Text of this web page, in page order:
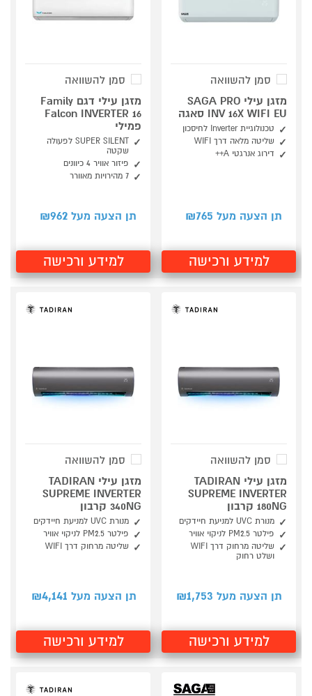
סמן להשוואה
מזגן עילי SAGA PRO
INV 16X WIFI EU סאגה
טכנולוגיית Inverter לחיסכון
שליטה מלאה דרך WIFI
דירוג אנרגטי A++
תן הצעה מעל ₪ 765
למידע ורכישה
סמן להשוואה
מזגן עילי דגם Family
Falcon INVERTER 16
פמילי
SUPER SILENT לפעולה
שקטה
פיזור אוויר 4 כיוונים
7 מהירויות מאוורר
תן הצעה מעל ₪ 962
למידע ורכישה
סמן להשוואה
מזגן עילי TADIRAN
SUPREME INVERTER
180NG קרבון
מנורת UVC למניעת חיידקים
פילטר PM2.5 לניקוי אוויר
שליטה מרחוק דרך WIFI
ושלט רחוק
תן הצעה מעל ₪ 1,753
למידע ורכישה
סמן להשוואה
מזגן עילי TADIRAN
SUPREME INVERTER
340NG קרבון
מנורת UVC למניעת חיידקים
פילטר PM2.5 לניקוי אוויר
שליטה מרחוק דרך WIFI
תן הצעה מעל ₪ 4,141
למידע ורכישה